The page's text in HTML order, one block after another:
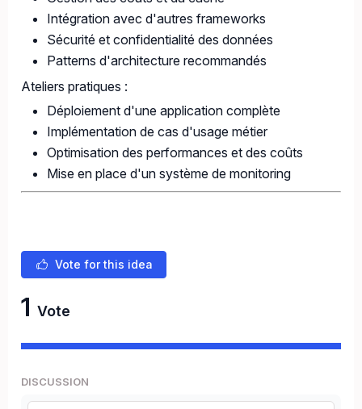
Intégration avec d'autres frameworks
Sécurité et confidentialité des données
Patterns d'architecture recommandés
Ateliers pratiques :
Déploiement d'une application complète
Implémentation de cas d'usage métier
Optimisation des performances et des coûts
Mise en place d'un système de monitoring
Vote for this idea
1 Vote
DISCUSSION